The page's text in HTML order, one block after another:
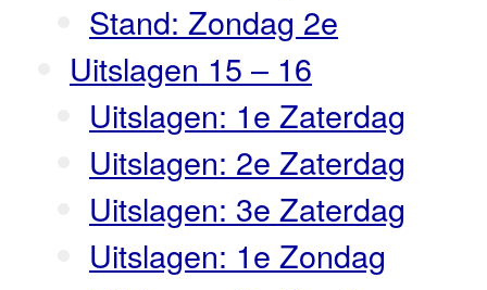
Stand: Zondag 2e
Uitslagen 15 – 16
Uitslagen: 1e Zaterdag
Uitslagen: 2e Zaterdag
Uitslagen: 3e Zaterdag
Uitslagen: 1e Zondag